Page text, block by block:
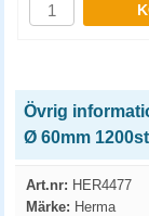
Övrig
Ø 60mm
Art.nr: HER4477
Märke: Herma